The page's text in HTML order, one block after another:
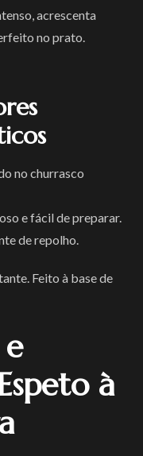
acrescenta
no prato.
no churrasco
e fácil de preparar.
de repolho.
Feito à base de
à